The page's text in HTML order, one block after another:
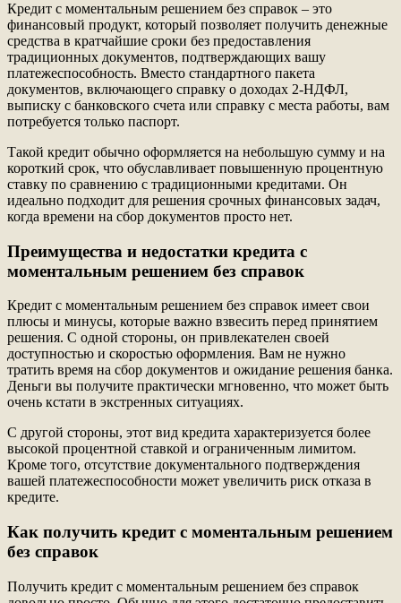
Кредит с моментальным решением без справок – это
финансовый продукт, который позволяет получить денежные
средства в кратчайшие сроки без предоставления
традиционных документов, подтверждающих вашу
платежеспособность. Вместо стандартного пакета
документов, включающего справку о доходах 2-НДФЛ,
выписку с банковского счета или справку с места работы, вам
потребуется только паспорт.
Такой кредит обычно оформляется на небольшую сумму и на
короткий срок, что обуславливает повышенную процентную
ставку по сравнению с традиционными кредитами. Он
идеально подходит для решения срочных финансовых задач,
когда времени на сбор документов просто нет.
Преимущества и недостатки кредита с
моментальным решением без справок
Кредит с моментальным решением без справок имеет свои
плюсы и минусы, которые важно взвесить перед принятием
решения. С одной стороны, он привлекателен своей
доступностью и скоростью оформления. Вам не нужно
тратить время на сбор документов и ожидание решения банка.
Деньги вы получите практически мгновенно, что может быть
очень кстати в экстренных ситуациях.
С другой стороны, этот вид кредита характеризуется более
высокой процентной ставкой и ограниченным лимитом.
Кроме того, отсутствие документального подтверждения
вашей платежеспособности может увеличить риск отказа в
кредите.
Как получить кредит с моментальным решением
без справок
Получить кредит с моментальным решением без справок